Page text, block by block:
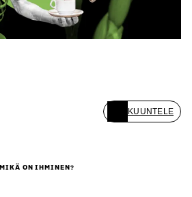
KUUNTELE
MIKÄ ON IHMINEN?